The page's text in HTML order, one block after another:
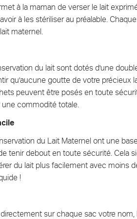
à la maman de verser le lait
à les stériliser au préalable.
maternel.
du lait sont dotés d'une
qu'aucune goutte de votre précieux
peuvent être posés en toute
commodité totale.
du Lait Maternel ont une
tenir debout en toute sécurité. Cela
du lait plus facilement avec moins
!
sur chaque sac votre nom,